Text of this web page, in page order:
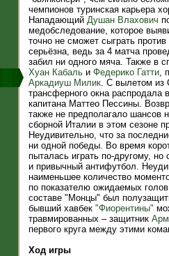
чемпионов туринская карьера
Нападающий Душан Влахович
медобследование, которое
точно не сможет сыграть
серьёзна, ведь за 4 матча
забил ни одного мяча. Также в
Хуан Кабальи Федерико Гатти,
Аркадиуш Милик. С вылетом из
трансферного окна распродала
капитана Маттео Пессины.
также не предполагало шансов
сборной Италии в этом сезоне
Неудивительно, что за
ни одной победы. Во время
пыталась играть по-другому,
и привычный антифутбол.
наименьшее количество
по показателю ожидаемых
составе "Монцы" был
бывший хавбек "Фиорентины"
травмированных – защитник
первого круга между этими
Ход игры